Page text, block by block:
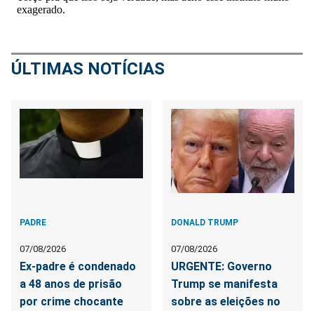
ÚLTIMAS NOTÍCIAS
PADRE
07/08/2026
Ex-padre é condenado
a 48 anos de prisão
por crime chocante
DONALD TRUMP
07/08/2026
URGENTE: Governo
Trump se manifesta
sobre as eleições no